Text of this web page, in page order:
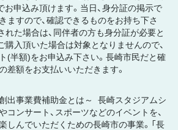
申込み頂けます。当日、身分証の掲示で
ますので、確認できるものをお持ち下さ
れた場合は、同伴者の方も身分証が必要と
購入頂いた場合は対象となりませんので、
(半額)をお申込み下さい。長崎市民だと確
差額をお支払いいただきます。
出事業費補助金とは～ 長崎スタジアムシ
コンサート、スポーツなどのイベントを、
しんでいただくための長崎市の事業。「長